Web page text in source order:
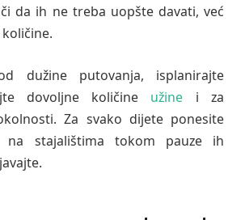
da ih ne treba uopšte davati, već
dužine putovanja, isplanirajte
dovoljne količine užine i za
Za svako dijete ponesite
stajalištima tokom pauze ih